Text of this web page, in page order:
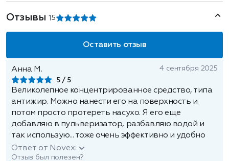
Отзывы1 5
Оставить отзыв
Анна М.
5
4 сентября 2025
Великолепное концентрированное средство, типа
антижир. Можно нанести его на поверхность и
потом просто протереть насухо. Я его еще
добавляю в пульверизатор, разбавляю водой и
так использую... тоже очень эффективно и удобно
Ответ от Novex:
Отзыв был полезен?